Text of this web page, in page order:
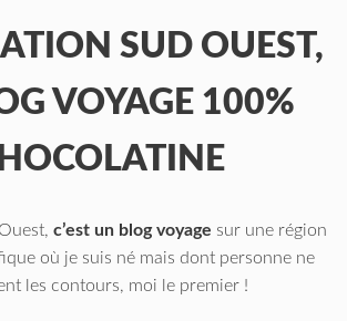
SUD OUEST,
VOYAGE 100%
c’est un blog voyage sur une région
où je suis né mais dont personne ne
les contours, moi le premier !